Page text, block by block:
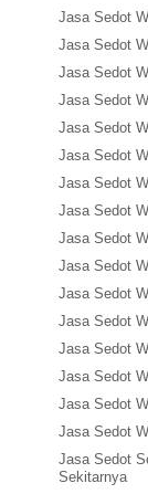
Jasa Sedot
Jasa Sedot
Jasa Sedot
Jasa Sedot
Jasa Sedot
Jasa Sedot
Jasa Sedot
Jasa Sedot
Jasa Sedot
Jasa Sedot
Jasa Sedot
Jasa Sedot
Jasa Sedot
Jasa Sedot
Jasa Sedot
Jasa Sedot
Jasa Sedot
Sekitarnya